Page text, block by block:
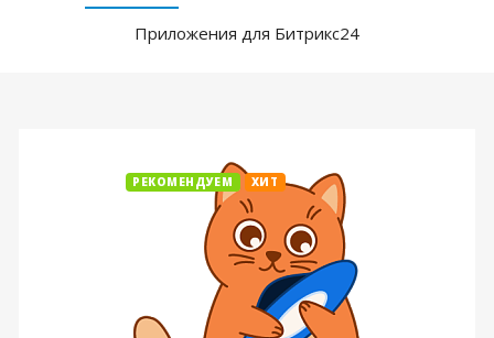
Приложения для Битрикс24
РЕКОМЕНДУЕМ ХИТ